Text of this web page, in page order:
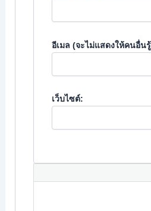
อีเมล (จะไม่แสดงให้คนอื่น
เว็บไซต์: